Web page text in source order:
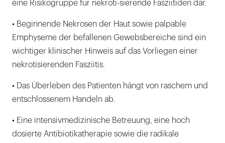
eine Risikogruppe für nekroti-sierende Fasziitiden dar.
• Beginnende Nekrosen der Haut sowie palpable
Emphyseme der befallenen Gewebsbereiche sind ein
wichtiger klinischer Hinweis auf das Vorliegen einer
nekrotisierenden Fasziitis.
• Das Überleben des Patienten hängt von raschem und
entschlossenem Handeln ab.
• Eine intensivmedizinische Betreuung, eine hoch
dosierte Antibiotikatherapie sowie die radikale